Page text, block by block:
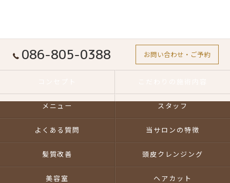
086-805-0388 お問い合わせ・ご予約
メニュー スタッフ
よくある質問 当サロンの特徴
髪質改善 頭皮クレンジング
美容室 ヘアカット